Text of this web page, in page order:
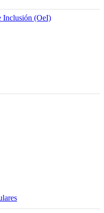
Inclusión (OeI)